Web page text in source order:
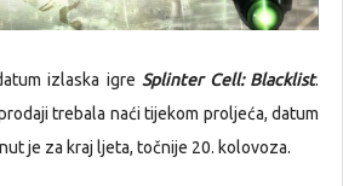
izlaska igreSplinter Cell: Blacklist.
trebala naći tijekom proljeća, datum
je za kraj ljeta, točnije 20. kolovoza.